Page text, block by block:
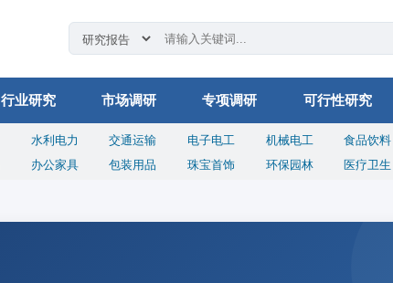
行业研究 市场调研 专项调研 可行性研究
水利电力 交通运输 电子电工 机械电工 食品饮料
办公家具 包装用品 珠宝首饰 环保园林 医疗卫生